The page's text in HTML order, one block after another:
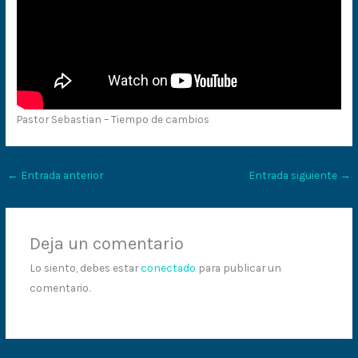
Pastor Sebastian – Tiempo de cambios
← Entrada anterior Entrada siguiente →
Deja un comentario
Lo siento, debes estarconectado para publicar un
comentario.